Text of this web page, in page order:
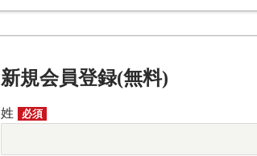
新規会員登録(無料)
姓 必須